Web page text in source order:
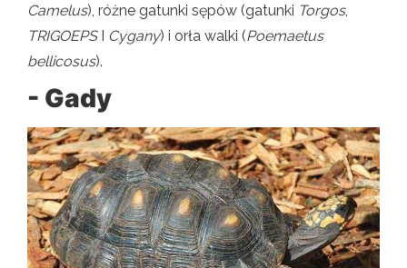
Camelus), różne gatunki sępów (gatunki Torgos,
TRIGOEPSI Cygany) i orła walki (Poemaetus
bellicosus).
- Gady